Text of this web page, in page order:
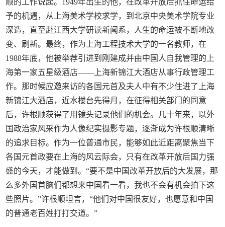
顺的工作说起。1949年出生的他，在改革开放后抓住命运给
予的机遇，从上海美术学校求学，到北京中央美术学院专业
深造，直至赴江西大学研读新闻系，人生的命运被不断地改
变、刷新。最终，作为上海工程技术大学的一名教师，在
1988年底，他被举荐引进到刚建成并由中国人自我管理的上
海第一家五星级酒店——上海新锦江大酒店从事行政管理工
作。那时候应邀来访的各国元首及夫人中有不少住进了上海
新锦江大酒店，近水楼台先得月，在征得相关部门的同意
后，许根顺获得了用镜头记录他们的机会。几十年来，以外
国政治家风采作为人像纪实摄影专题，逐渐成为许根顺清晰
的追求目标。作为一位普通市民，能够如此近距离聚焦当下
各国元首政要在上海的风云际会，只有在改革开放后国力强
盛的今天，才能做到。“要不是中国改革开放后的大发展，那
么多外国首脑们都想来中国看一看，我也不会有机会拍下这
些照片。”许根顺坦言，“他们对中国很友好，也愿意和中国
的普通老百姓打打交道。”